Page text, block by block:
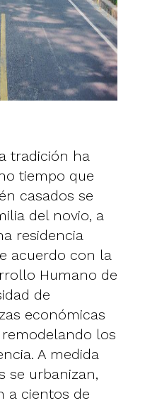
tradición ha
tiempo que
casados ​​se
del novio, a
residencia
acuerdo con la
Humano de
de
económicas
los
A medida
se urbanizan,
a cientos de